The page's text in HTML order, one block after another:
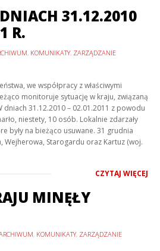
31.12.2010
R.
, KOMUNIKATY, ZARZĄDZANIE
we współpracy z właściwymi
monitoruje sytuację w kraju, związaną
dniach 31.12.2010 – 02.01.2011 z powodu
niestety, 10 osób. Lokalnie zdarzały
były na bieżąco usuwane. 31 grudnia
Wejherowa, Starogardu oraz Kartuz (woj.
CZYTAJ WIĘCEJ
MINĘŁY
, KOMUNIKATY, ZARZĄDZANIE